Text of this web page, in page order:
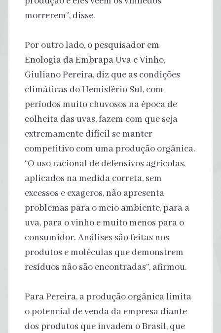
morrerem”, disse.
Por outro lado, o pesquisador em
Enologia da Embrapa Uva e Vinho,
Giuliano Pereira, diz que as condições
climáticas do Hemisfério Sul, com
períodos muito chuvosos na época de
colheita das uvas, fazem com que seja
extremamente difícil se manter
competitivo com uma produção orgânica.
“O uso racional de defensivos agrícolas,
aplicados na medida correta, sem
excessos e exageros, não apresenta
problemas para o meio ambiente, para a
uva, para o vinho e muito menos para o
consumidor. Análises são feitas nos
produtos e moléculas que demonstrem
resíduos não são encontradas”, afirmou.
Para Pereira, a produção orgânica limita
o potencial de venda da empresa diante
dos produtos que invadem o Brasil, que